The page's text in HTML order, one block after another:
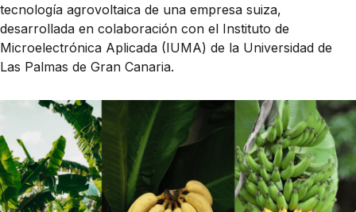
tecnología agrovoltaica de una empresa suiza,
desarrollada en colaboración con el Instituto de
Microelectrónica Aplicada (IUMA) de la Universidad de
Las Palmas de Gran Canaria.